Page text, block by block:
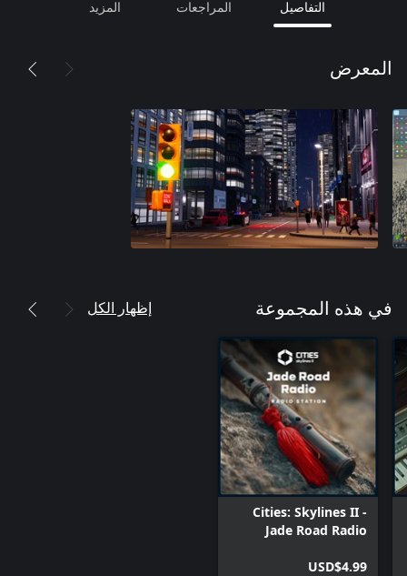
التفاصيل المراجعات المزيد
المعرض
في هذه المجموعة إظهار الكل
Cities: Skylines II -
Jade Road Radio
USD$4.99